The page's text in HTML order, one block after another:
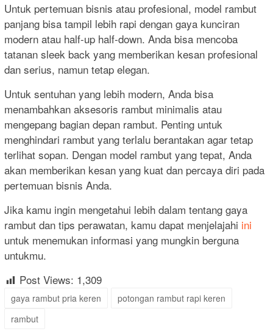
Untuk pertemuan bisnis atau profesional, model rambut
panjang bisa tampil lebih rapi dengan gaya kunciran
modern atau half-up half-down. Anda bisa mencoba
tatanan sleek back yang memberikan kesan profesional
dan serius, namun tetap elegan.
Untuk sentuhan yang lebih modern, Anda bisa
menambahkan aksesoris rambut minimalis atau
mengepang bagian depan rambut. Penting untuk
menghindari rambut yang terlalu berantakan agar tetap
terlihat sopan. Dengan model rambut yang tepat, Anda
akan memberikan kesan yang kuat dan percaya diri pada
pertemuan bisnis Anda.
Jika kamu ingin mengetahui lebih dalam tentang gaya
rambut dan tips perawatan, kamu dapat menjelajahi ini
untuk menemukan informasi yang mungkin berguna
untukmu.
Post Views: 1,309
gaya rambut pria keren
potongan rambut rapi keren
rambut